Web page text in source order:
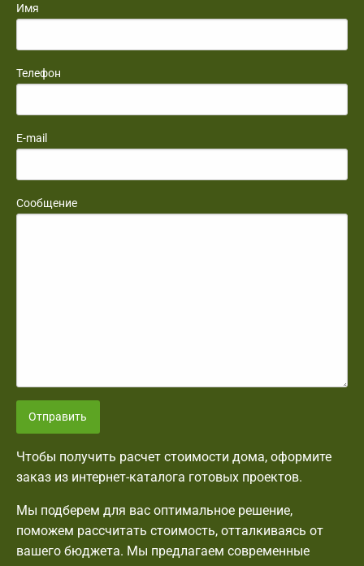
Имя
Телефон
E-mail
Сообщение
Отправить
Чтобы получить расчет стоимости дома, оформите
заказ из интернет-каталога готовых проектов.
Мы подберем для вас оптимальное решение,
поможем рассчитать стоимость, отталкиваясь от
вашего бюджета. Мы предлагаем современные